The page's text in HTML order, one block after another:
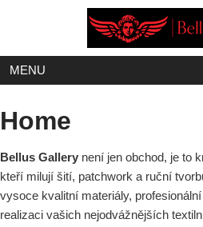
MENU
Home
Bellus Gallery není jen obchod, je to
kteří milují šití, patchwork a ruční
vysoce kvalitní materiály,
realizaci vašich nejodvážnějších